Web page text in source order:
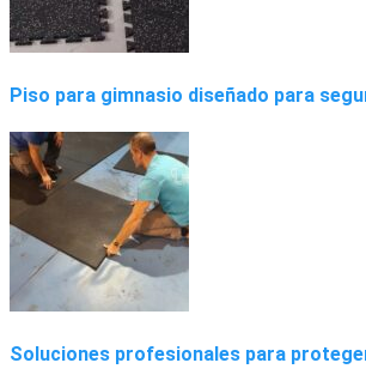
Piso para gimnasio diseñado para
Soluciones profesionales para